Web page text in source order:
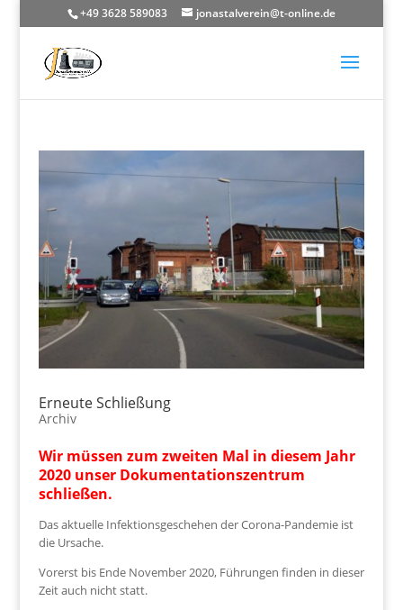
+49 3628 589083 jonastalverein@t-online.de
Erneute Schließung
Archiv
Wir müssen zum zweiten Mal in diesem Jahr
2020 unser Dokumentationszentrum
schließen.
Das aktuelle Infektionsgeschehen der Corona-Pandemie ist
die Ursache.
Vorerst bis Ende November 2020, Führungen finden in dieser
Zeit auch nicht statt.